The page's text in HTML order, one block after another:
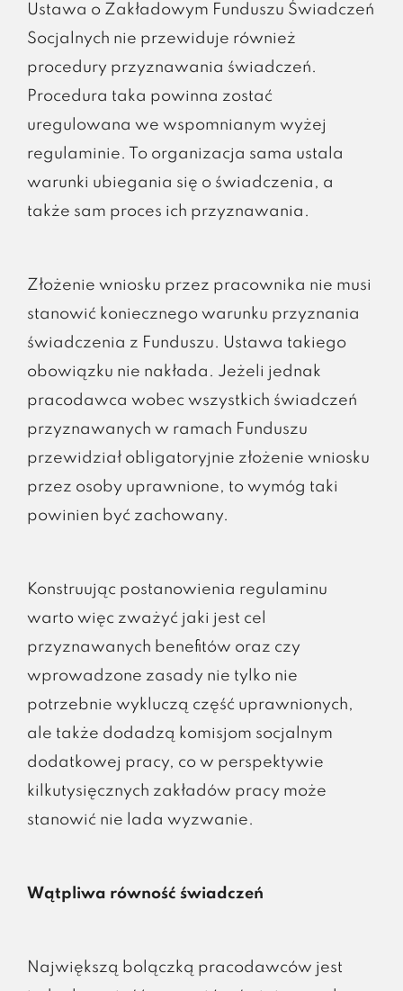
Ustawa o Zakładowym Funduszu Świadczeń
Socjalnych nie przewiduje również
procedury przyznawania świadczeń.
Procedura taka powinna zostać
uregulowana we wspomnianym wyżej
regulaminie. To organizacja sama ustala
warunki ubiegania się o świadczenia, a
także sam proces ich przyznawania.
Złożenie wniosku przez pracownika nie musi
stanowić koniecznego warunku przyznania
świadczenia z Funduszu. Ustawa takiego
obowiązku nie nakłada. Jeżeli jednak
pracodawca wobec wszystkich świadczeń
przyznawanych w ramach Funduszu
przewidział obligatoryjnie złożenie wniosku
przez osoby uprawnione, to wymóg taki
powinien być zachowany.
Konstruując postanowienia regulaminu
warto więc zważyć jaki jest cel
przyznawanych benefitów oraz czy
wprowadzone zasady nie tylko nie
potrzebnie wykluczą część uprawnionych,
ale także dodadzą komisjom socjalnym
dodatkowej pracy, co w perspektywie
kilkutysięcznych zakładów pracy może
stanowić nie lada wyzwanie.
Wątpliwa równość świadczeń
Największą bolączką pracodawców jest